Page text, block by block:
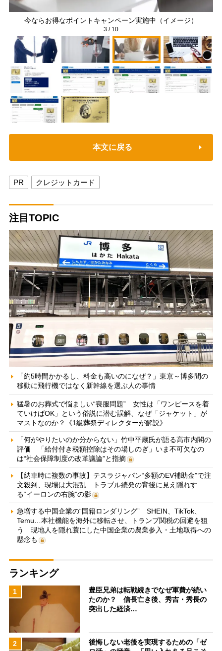
今ならお得なポイントキャンペーン実施中（イメージ）
3 / 10
本文に戻る
PR クレジットカード
注目TOPIC
「約5時間かかるし、料金も高いのになぜ？」東京～博多間の
移動に飛行機ではなく新幹線を選ぶ人の事情
猛暑のお葬式で悩ましい“喪服問題” 女性は「ワンピースを着
ていけばOK」という俗説に潜む誤解、なぜ「ジャケット」が
マストなのか？《1級葬祭ディレクターが解説》
「何がやりたいのか分からない」竹中平蔵氏が語る高市内閣の
評価 「給付付き税額控除はその場しのぎ」いま不可欠なの
は“社会保障制度の改革議論”と指摘
【納車時に複数の事故】テスラジャパン“多額のEV補助金”で注
文殺到、現場は大混乱 トラブル続発の背後に見え隠れす
る“イーロンの右腕”の影
急増する中国企業の“国籍ロンダリング” SHEIN、TikTok、
Temu…本社機能を海外に移転させ、トランプ関税の回避を狙
う 現地人を隠れ蓑にした中国企業の農業参入・土地取得への
懸念も
ランキング
1
豊臣兄弟は転戦続きでなぜ軍費が続い
たのか？ 信長亡き後、秀吉・秀長の
突出した経済…
2
後悔しない老後を実現するための「ゼ